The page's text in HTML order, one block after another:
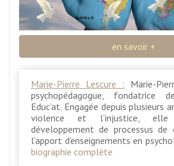
en savoir +
Marie-Pierre Lescure : Marie-
psychopédagogue, fondatrice
Educ’at. Engagée depuis plusieurs
violence et l’injustice,
développement de processus
l’apport d’enseignements en
biographie complète